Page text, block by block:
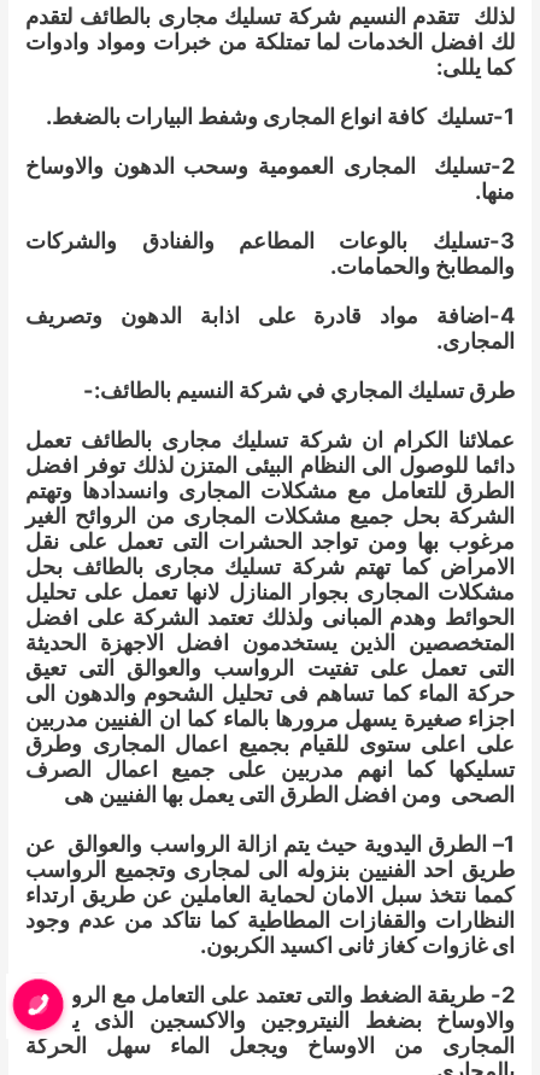
لذلك تتقدم النسيم شركة تسليك مجارى بالطائف لتقدم
لك افضل الخدمات لما تمتلكة من خبرات ومواد وادوات
كما يللى:
1-تسليك كافة انواع المجارى وشفط البيارات بالضغط.
2-تسليك المجارى العمومية وسحب الدهون والاوساخ
منها.
3-تسليك بالوعات المطاعم والفنادق والشركات
والمطابخ والحمامات.
4-اضافة مواد قادرة على اذابة الدهون وتصريف
المجارى.
طرق تسليك المجاري في شركة النسيم بالطائف:-
عملائنا الكرام ان شركة تسليك مجارى بالطائف تعمل
دائما للوصول الى النظام البيئى المتزن لذلك توفر افضل
الطرق للتعامل مع مشكلات المجارى وانسدادها وتهتم
الشركة بحل جميع مشكلات المجارى من الروائح الغير
مرغوب بها ومن تواجد الحشرات التى تعمل على نقل
الامراض كما تهتم شركة تسليك مجارى بالطائف بحل
مشكلات المجارى بجوار المنازل لانها تعمل على تحليل
الحوائط وهدم المبانى ولذلك تعتمد الشركة على افضل
المتخصصين الذين يستخدمون افضل الاجهزة الحديثة
التى تعمل على تفتيت الرواسب والعوالق التى تعيق
حركة الماء كما تساهم فى تحليل الشحوم والدهون الى
اجزاء صغيرة يسهل مرورها بالماء كما ان الفنيين مدربين
على اعلى ستوى للقيام بجميع اعمال المجارى وطرق
تسليكها كما انهم مدربين على جميع اعمال الصرف
الصحى ومن افضل الطرق التى يعمل بها الفنيين هى
1– الطرق اليدوية حيث يتم ازالة الرواسب والعوالق عن
طريق احد الفنيين بنزوله الى لمجارى وتجميع الرواسب
كمما نتخذ سبل الامان لحماية العاملين عن طريق ارتداء
النظارات والقفازات المطاطية كما نتاكد من عدم وجود
اى غازوات كغاز ثانى اكسيد الكربون.
2- طريقة الضغط والتى تعتمد على التعامل مع الرواسب
والاوساخ بضغط النيتروجين والاكسجين الذى يخلص
المجارى من الاوساخ ويجعل الماء سهل الحركة